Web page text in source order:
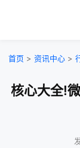
首页 > 资讯中心 >
核心大全!